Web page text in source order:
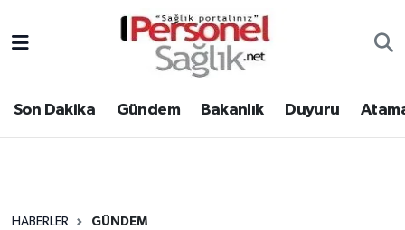
Son Dakika Gündem Bakanlık Duyuru
HABERLER GÜNDEM
Gündem
Nöbetçi Eczaneler
Hava Durumu